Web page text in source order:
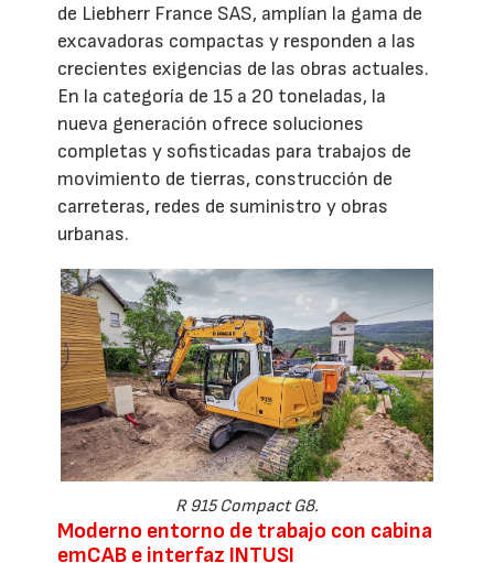
de Liebherr France SAS, amplían la gama de
excavadoras compactas y responden a las
crecientes exigencias de las obras actuales.
En la categoría de 15 a 20 toneladas, la
nueva generación ofrece soluciones
completas y sofisticadas para trabajos de
movimiento de tierras, construcción de
carreteras, redes de suministro y obras
urbanas.
R 915 Compact G8.
Moderno entorno de trabajo con cabina
emCAB e interfaz INTUSI